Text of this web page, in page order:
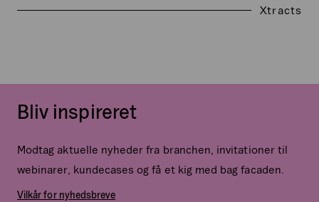
Xtracts
Bliv inspireret
Modtag aktuelle nyheder fra branchen, invitationer til
webinarer, kundecases og få et kig med bag facaden.
Vilkår for nyhedsbreve